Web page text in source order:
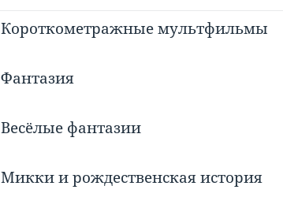
Короткометражные мультфильмы
Фантазия
Весёлые фантазии
Микки и рождественская история